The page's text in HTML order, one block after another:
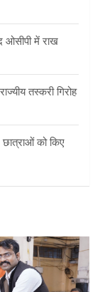
ओसीपी में राख
तस्करी गिरोह
छात्राओं को किए